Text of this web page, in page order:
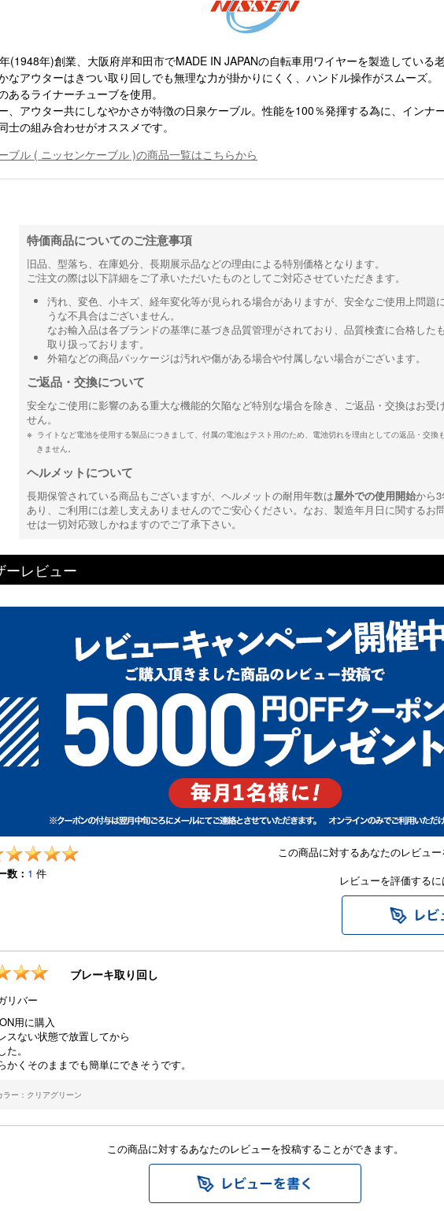
(1948年)創業、大阪府岸和田市でMADE IN JAPANの自転車用ワイヤーを製造している
なアウターはきつい取り回しでも無理な力が掛かりにくく、ハンドル操作がスムーズ。
あるライナーチューブを使用。
、アウター共にしなやかさが特徴の日泉ケーブル。性能を100％発揮する為に、インナ
士の組み合わせがオススメです。
ブル ( ニッセンケーブル )の商品一覧はこちらから
特価商品についてのご注意事項
旧品、型落ち、在庫処分、長期展示品などの理由による特別価格となります。
ご注文の際は以下詳細をご了承いただいたものとしてご対応させていただきます。
汚れ、変色、小キズ、経年変化等が見られる場合がありますが、安全なご使用上問題
うな不具合はございません。
なお輸入品は各ブランドの基準に基づき品質管理がされており、品質検査に合格した
取り扱っております。
外箱などの商品パッケージは汚れや傷がある場合や付属しない場合がございます。
ご返品・交換について
安全なご使用に影響のある重大な機能的欠陥など特別な場合を除き、ご返品・交換はお受
せん。
ライトなど電池を使用する製品につきまして、付属の電池はテスト用のため、電池切れを理由としての返品・交換
きません。
ヘルメットについて
長期保管されている商品もございますが、ヘルメットの耐用年数は屋外での使用開始から
あり、ご利用には差し支えありませんのでご安心ください。なお、製造年月日に関するお
せは一切対応致しかねますのでご了承下さい。
ーレビュー
数： 1 件
この商品に対するあなたのレビュ
レビューを評価するに
ブレーキ取り回し
リバー
用に購入
スない状態で放置してから
。
かくそのままでも簡単にできそうです。
ラー：クリアグリーン
この商品に対するあなたのレビューを投稿することができます。